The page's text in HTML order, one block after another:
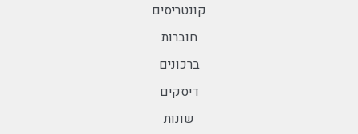
קונטריסים
חוברות
ברכונים
דיסקים
שונות